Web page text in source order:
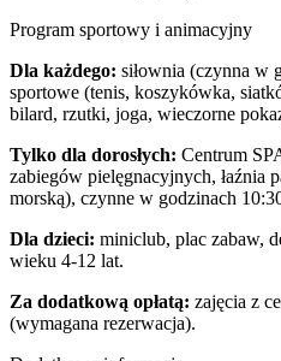
Program sportowy i animacyjny
Dla każdego: siłownia (czynna w
sportowe (tenis, koszykówka,
bilard, rzutki, joga, wieczorne
Tylko dla dorosłych: Centrum
zabiegów pielęgnacyjnych, łaźnia
morską), czynne w godzinach
Dla dzieci: miniclub, plac zabaw,
wieku 4-12 lat.
Za dodatkową opłatą: zajęcia z
(wymagana rezerwacja).